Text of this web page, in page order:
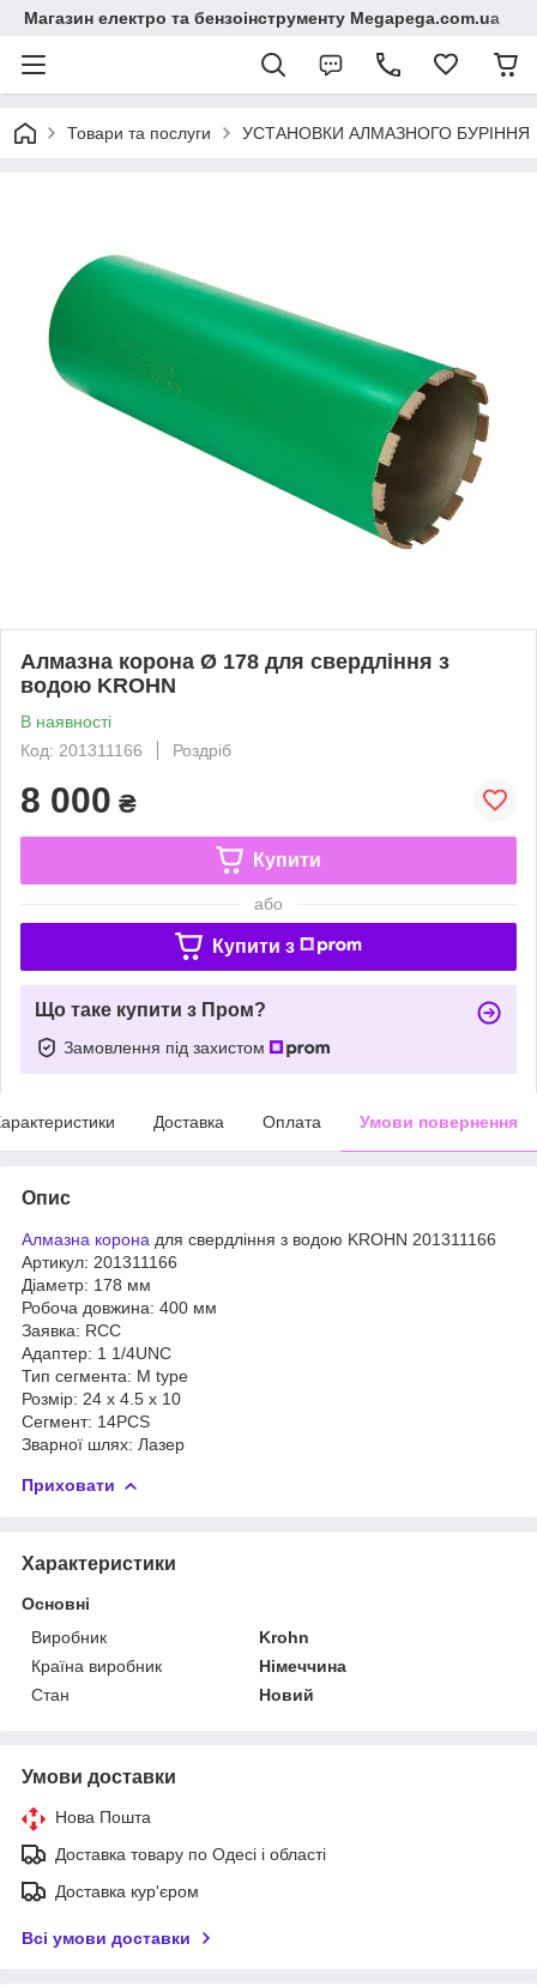
Магазин електро та бензоінструменту Megapega.com.ua
Товари та послуги УСТАНОВКИ АЛМАЗНОГО БУРІННЯ
Алмазна корона Ø 178 для свердління з
водою KROHN
В наявності
Код: 201311166
Роздріб
8 000 ₴
Купити
або
Купити з
Що таке купити з Пром?
Замовлення під захистом
Доставка Оплата Умови повернення
Опис
Алмазна корона для свердління з водою KROHN 201311166
Артикул: 201311166
Діаметр: 178 мм
Робоча довжина: 400 мм
Заявка: RCC
Адаптер: 1 1/4UNC
Тип сегмента: M type
Розмір: 24 x 4.5 x 10
Сегмент: 14PCS
Зварної шлях: Лазер
Приховати
Характеристики
Основні
Виробник
Krohn
Країна виробник
Німеччина
Стан
Новий
Умови доставки
Нова Пошта
Доставка товару по Одесі і області
Доставка кур'єром
Всі умови доставки